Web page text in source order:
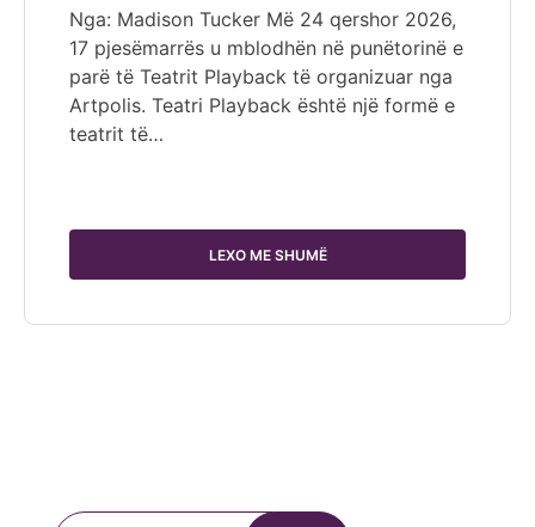
Nga: Madison Tucker Më 24 qershor 2026,
17 pjesëmarrës u mblodhën në punëtorinë e
parë të Teatrit Playback të organizuar nga
Artpolis. Teatri Playback është një formë e
teatrit të…
LEXO ME SHUMË